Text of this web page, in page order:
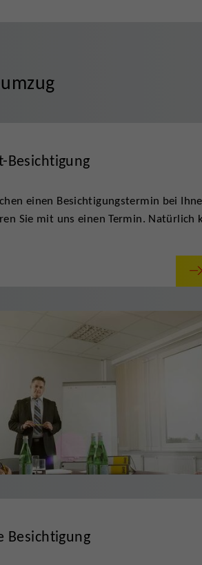
Besichtigung
einen Besichtigungstermin bei
Sie mit uns einen Termin. Natürlich
Besichtigung